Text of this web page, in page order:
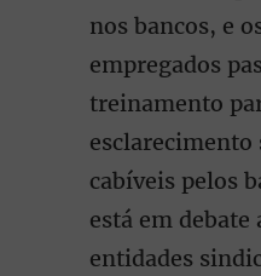
nos bancos, e
empregados
treinamento
esclarecimento
cabíveis pelos
está em debate
entidades